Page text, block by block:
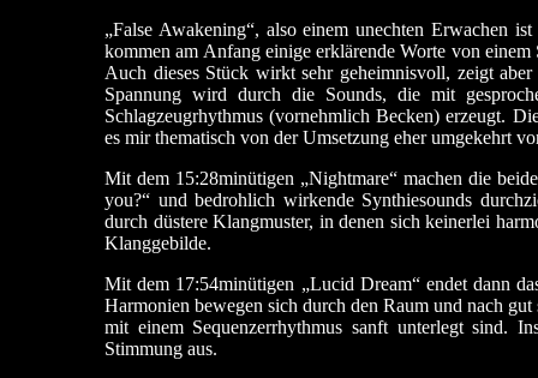
„False Awakening“, also einem unechten Erwachen
kommen am Anfang einige erklärende Worte von
Auch dieses Stück wirkt sehr geheimnisvoll, zeigt
Spannung wird durch die Sounds, die mit
Schlagzeugrhythmus (vornehmlich Becken) erzeugt.
es mir thematisch von der Umsetzung eher umgekehrt
Mit dem 15:28minütigen „Nightmare“ machen die
you?“ und bedrohlich wirkende Synthiesounds
durch düstere Klangmuster, in denen sich keinerlei
Klanggebilde.
Mit dem 17:54minütigen „Lucid Dream“ endet dann
Harmonien bewegen sich durch den Raum und nach
mit einem Sequenzerrhythmus sanft unterlegt sind.
Stimmung aus.